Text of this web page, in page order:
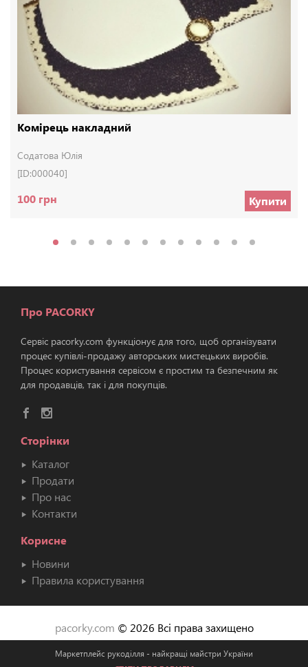
Маркетплейс рукоділля - найкращі майстри України
Комірець накладний
Содатова Юлія
[ID:000040]
100 грн Купити
Про PACORKY
Сервіс pacorky.com функціонує для того, щоб організувати
процес купівлі-продажу авторських мистецьких виробів.
Процес користування сервісом є простим та безпечним як
для продавців, так і для покупців.
Сторінки
Каталог
Продати
Про нас
Контакти
Корисне
Новини
Правила користування
pacorky.com © 2026 Всі права захищено